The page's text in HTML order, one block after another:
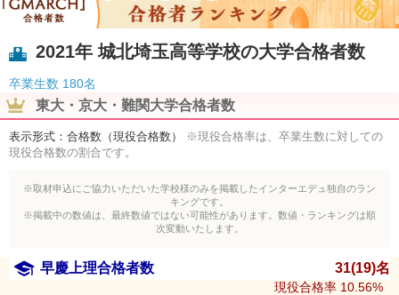
2021年 城北埼玉高等学校の大学合格者数
卒業生数 180名
東大・京大・難関大学合格者数
表示形式：合格数（現役合格数）
※現役合格率は、卒業生数に対しての
現役合格数の割合です。
※取材申込にご協力いただいた学校様のみを掲載したインターエデュ独自のラン
キングです。
※掲載中の数値は、最終数値ではない可能性があります。数値・ランキングは順
次変動いたします。
早慶上理合格者数 31(19)名
現役合格率 10.56%